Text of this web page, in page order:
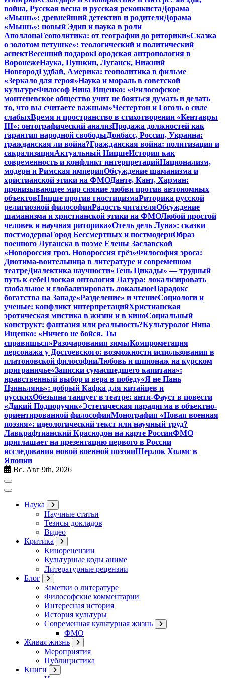
война, Русская весна и русская реконкистаДорама
«Мышь»: древнейший детектив и родителиДорама
«Мышь»: новый Эдип и наука в роли
АполлонаГеополитика: от географии до риторики«Сказка
о золотом петушке»: теологический и политический
аспектВесенний подарокГородская антропология в
ВоронежеНаука, Пушкин, Луганск, Нижний
НовгородГудбай, Америка: геополитика в фильме
«Зеркало для героя»Наука и мораль в советской
культуреФилософ Нина Ищенко: «Философское
монтеневское общество учит не бояться думать и делать
то, что вы считаете важным»Честертон и Гоголь о силе
слабыхВремя и пространство в стихотворении «Кентавры
III»: онтографический анализПродажа должностей как
гарантия народной свободыДонбасс, Россия, Украина:
гражданская ли война?Гражданская война: политизация и
сакрализацияАктуальный НицшеИстория как
современность и конфликт интерпретацийНационализм,
модерн и Римская империяОбсуждение шаманизма и
христианской этики на ФМОДанте, Кант, Харман:
пронизывающее мир сияние любви против автономных
объектовНицше против гностицизмаРиторика русской
религиозной философииРадость читателяОбсуждение
шаманизма и христианской этики на ФМОЛюбой простой
человек и научная риторика«Отель дель Луна»: сказки
постмодернаГород Бессмертных и постмодернОбраз
военного Луганска в поэме Елены Заславской
«Новороссия гроз. Новороссия грёз»Философия эроса:
Диотима-воительница в литературе и современном
театреДиалектика научности«Тень Цикады» — трудный
путь к себеПлоская онтология Латура: локализировать
глобальное и глобализировать локальноеПарадокс
богатства на Западе«Разделение» и чтениеСоциологи и
ученые: конфликт интерпретацийХристианская
эротическая мистика в жизни и в киноСоциальный
конструкт: фантазия или реальность?Культуролог Нина
Ищенко: «Ничего не бойся. Ты
справишься»Разочарования зимыКомпрометация
персонажа у Достоевского: возможности использования в
платоновской философииЛюбовь и шпионаж на курском
приграничье«Записки сумасшедшего капитана»:
нравственный выбор и вера в победу«Я не Пань
Цзиньлянь»: добрый Кафка для китайцев и
русскихОбезьяна танцует в театре: анти-Фауст в повести
«Дикий Подпоручик»Эстетическая парадигма в объектно-
ориентированной философииМонография «Новая военная
поэзия»: идеологический текст или научный труд?
Лавкрафтианский Краснодон на карте РоссииФМО
приглашает на презентацию первого в России
исследования новой военной поэзииШерлок Холмс в
Японии
Вс. Авг 9th, 2026
Наука
Научные статьи
Тезисы докладов
Видео
Критика
Кинорецензии
Культурные коды аниме
Литературные рецензии
Блог
Заметки о литературе
Философские комментарии
Интересная история
История культуры
Современная культурная жизнь
ФМО
Живая жизнь
Мероприятия
Публицистика
Книги